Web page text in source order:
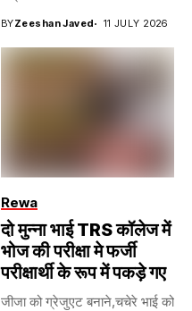
BYZeeshan Javed 11 JULY 2026
Rewa
दो मुन्ना भाई TRS कॉलेज में
भोज की परीक्षा मे फर्जी
परीक्षार्थी के रूप में पकड़े गए
जीजा को ग्रेजुएट बनाने,चचेरे भाई को